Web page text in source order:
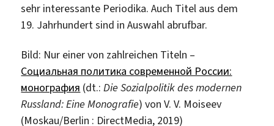
sehr interessante Periodika. Auch Titel aus dem
19. Jahrhundert sind in Auswahl abrufbar.
Bild: Nur einer von zahlreichen Titeln –
Социальная политика современной России:
монография (dt.:Die Sozialpolitik des modernen
Russland: Eine Monografie) von V. V. Moiseev
(Moskau/Berlin : DirectMedia, 2019)